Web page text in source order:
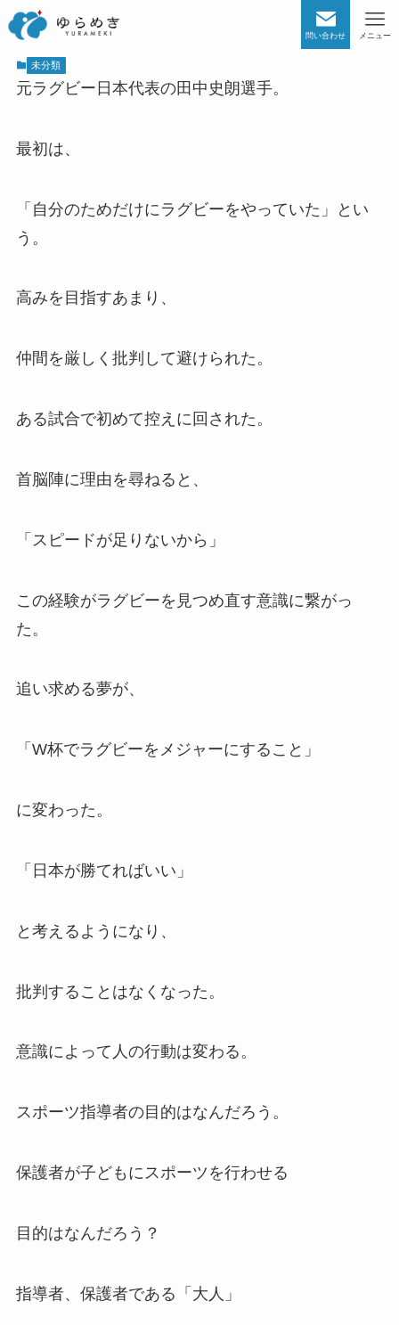
問い合わせ メニュー
未分類
元ラグビー日本代表の田中史朗選手。
最初は、
「自分のためだけにラグビーをやっていた」とい
う。
高みを目指すあまり、
仲間を厳しく批判して避けられた。
ある試合で初めて控えに回された。
首脳陣に理由を尋ねると、
「スピードが足りないから」
この経験がラグビーを見つめ直す意識に繋がっ
た。
追い求める夢が、
「W杯でラグビーをメジャーにすること」
に変わった。
「日本が勝てればいい」
と考えるようになり、
批判することはなくなった。
意識によって人の行動は変わる。
スポーツ指導者の目的はなんだろう。
保護者が子どもにスポーツを行わせる
目的はなんだろう？
指導者、保護者である「大人」